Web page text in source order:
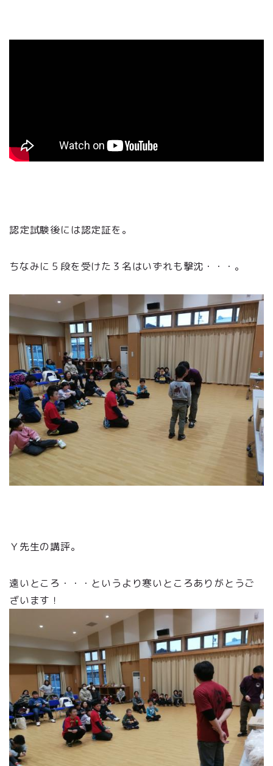
認定試験後には認定証を。
ちなみに５段を受けた３名はいずれも撃沈・・・。
Ｙ先生の講評。
遠いところ・・・というより寒いところありがとうご
ざいます！